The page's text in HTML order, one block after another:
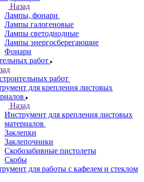
Назад
Лампы, фонари
Лампы галогеновые
Лампы светодиодные
Лампы энергосберегающие
Фонари
работ
работ
для крепления листовых
Назад
Инструмент для крепления листовых
материалов
Заклепки
Заклепочники
Скобозабивные пистолеты
Скобы
для работы с кафелем и стеклом